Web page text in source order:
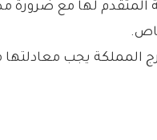
المتقدم لها مع ضرورة
المملكة يجب معادلتها